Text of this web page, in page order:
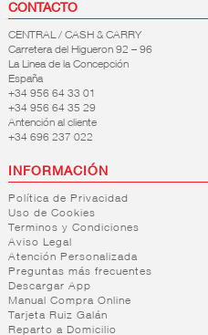
CONTACTO
CENTRAL / CASH & CARRY
Carretera del Higueron 92 – 96
La Linea de la Concepción
España
+34 956 64 33 01
+34 956 64 35 29
Antención al cliente
+34 696 237 022
INFORMACIÓN
Política de Privacidad
Uso de Cookies
Terminos y Condiciones
Aviso Legal
Atención Personalizada
Preguntas más frecuentes
Descargar App
Manual Compra Online
Tarjeta Ruiz Galán
Reparto a Domicilio